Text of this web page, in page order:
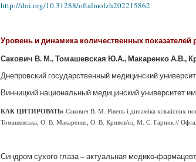
http://doi.org/10.31288/oftalmolzh202215862
Уровень и динамика количественных показателей
Сакович В. М., Томашевская Ю.А., Макаренко А.В.,
Днепровский государственный медицинский
Винницкий национальный медицинский университет
КАК ЦИТИРОВАТЬ: Сакович В. М. Рівень і динаміка кількісних
Томашевська, О. В. Макаренко, О. В. Кривов'яз, М. С. Гарник //
Синдром сухого глаза – актуальная медико-